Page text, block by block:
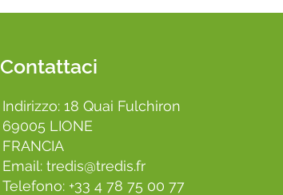
Contattaci
Indirizzo: 18 Quai Fulchiron
69005 LIONE
FRANCIA
Email: tredis@tredis.fr
Telefono: +33 4 78 75 00 77